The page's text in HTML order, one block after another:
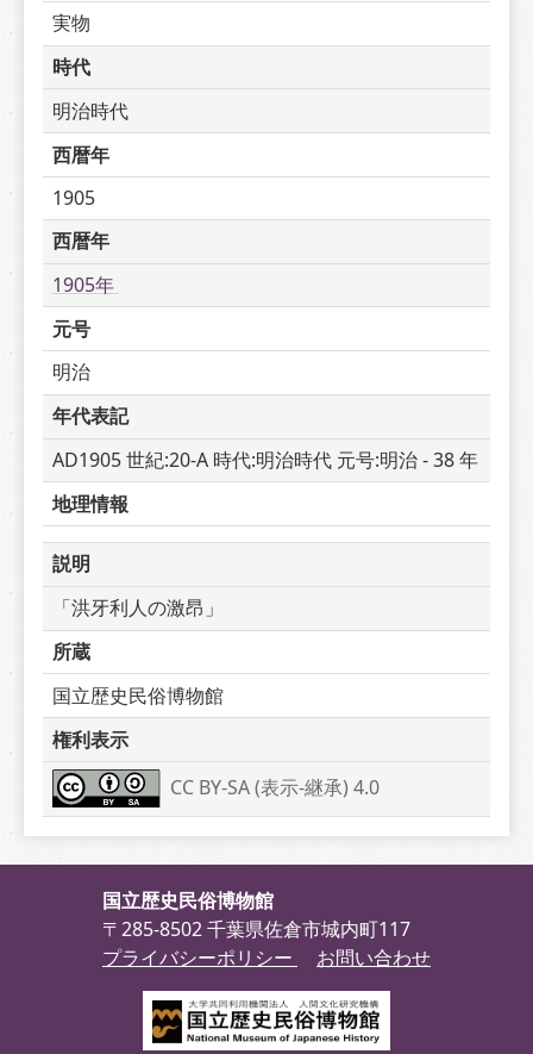
実物
時代
明治時代
西暦年
1905
西暦年
1905年
元号
明治
年代表記
AD1905 世紀:20-A 時代:明治時代 元号:明治 - 38 年
地理情報
説明
「洪牙利人の激昂」
所蔵
国立歴史民俗博物館
権利表示
CC BY-SA (表示-継承) 4.0
国立歴史民俗博物館
〒285-8502 千葉県佐倉市城内町117
プライバシーポリシー
お問い合わせ